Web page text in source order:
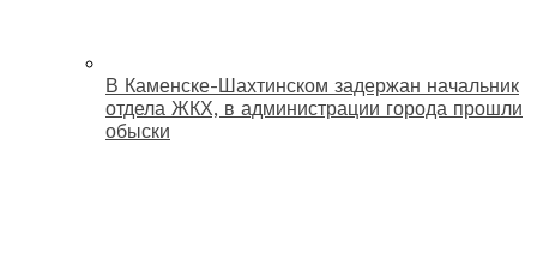
В Каменске-Шахтинском задержан начальник
отдела ЖКХ, в администрации города прошли
обыски